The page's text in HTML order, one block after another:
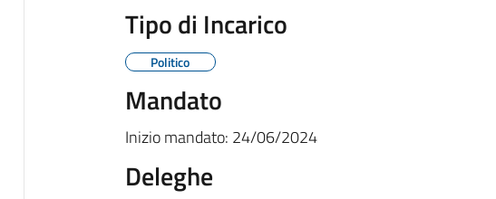
Tipo di Incarico
Politico
Mandato
Inizio mandato: 24/06/2024
Deleghe